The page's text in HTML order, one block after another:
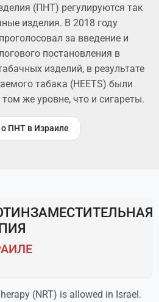
(ПНТ) регулируются так
изделия. В 2018 году
за введение и
постановления в
изделий, в результате
табака (HEETS) были
же уровне, что и сигареты.
ПНТ в Израиле
(NRT) is allowed in Israel.